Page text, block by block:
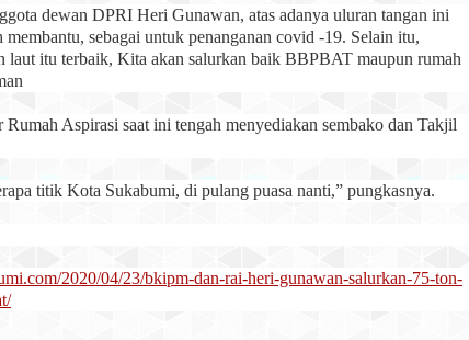
dewan DPRI Heri Gunawan, atas adanya uluran tangan ini
membantu, sebagai untuk penanganan covid -19. Selain itu,
laut itu terbaik, Kita akan salurkan baik BBPBAT maupun rumah
Aspirasi saat ini tengah menyediakan sembako dan Takjil
titik Kota Sukabumi, di pulang puasa nanti,” pungkasnya.
2020/04/23/bkipm-dan-rai-heri-gunawan-salurkan-75-ton-